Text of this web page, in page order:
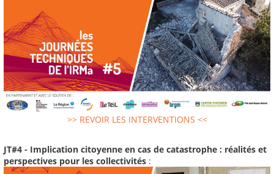
>> REVOIR LES INTERVENTIONS <<
JT#4 - Implication citoyenne en cas de catastrophe : réalités et
perspectives pour les collectivités :